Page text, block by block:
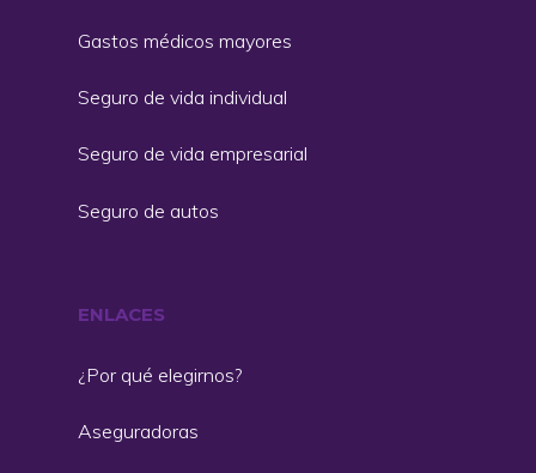
Gastos médicos mayores
Seguro de vida individual
Seguro de vida empresarial
Seguro de autos
ENLACES
¿Por qué elegirnos?
Aseguradoras